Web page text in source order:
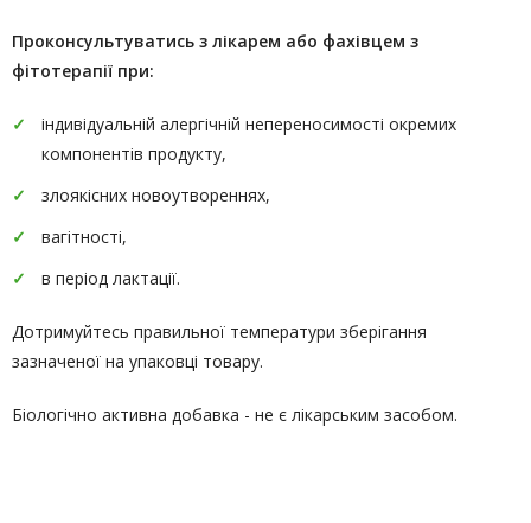
Проконсультуватись з лікарем або фахівцем з
фітотерапії при:
індивідуальній алергічній непереносимості окремих
компонентів продукту,
злоякісних новоутвореннях,
вагітності,
в період лактації.
Дотримуйтесь правильної температури зберігання
зазначеної на упаковці товару.
Біологічно активна добавка - не є лікарським засобом.